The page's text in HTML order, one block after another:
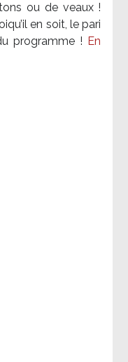
ou de veaux !
en soit, le pari
programme ! En